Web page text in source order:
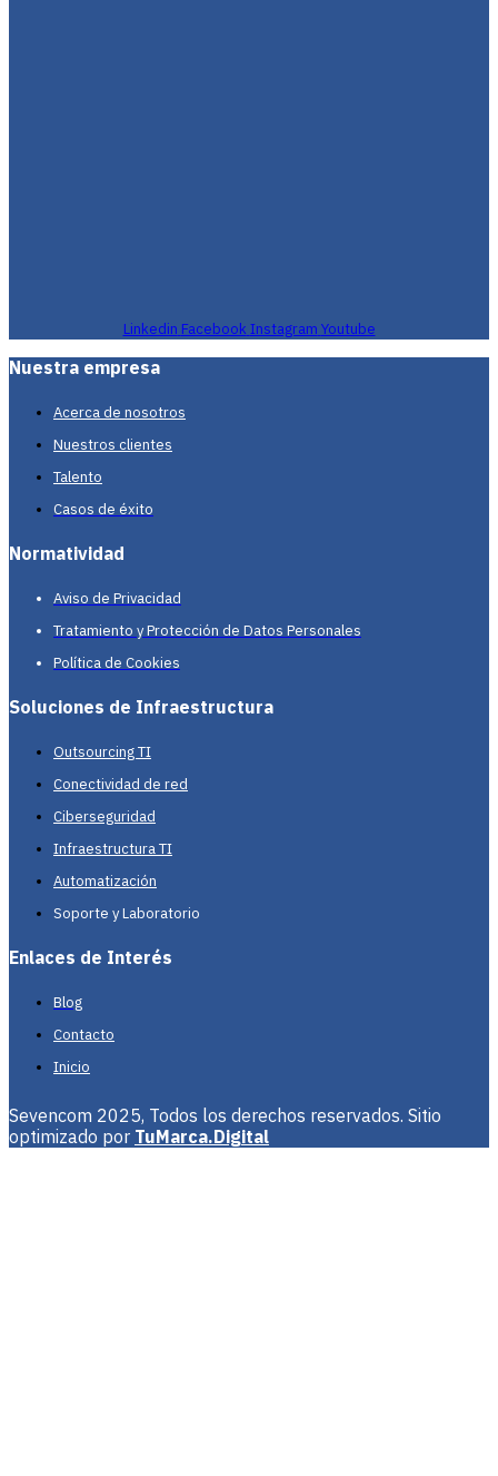
Linkedin Facebook Instagram Youtube
Nuestra empresa
Acerca de nosotros
Nuestros clientes
Talento
Casos de éxito
Normatividad
Aviso de Privacidad
Tratamiento y Protección de Datos Personales
Política de Cookies
Soluciones de Infraestructura
Outsourcing TI
Conectividad de red
Ciberseguridad
Infraestructura TI
Automatización
Soporte y Laboratorio
Enlaces de Interés
Blog
Contacto
Inicio
Sevencom 2025, Todos los derechos reservados. Sitio
optimizado por TuMarca.Digital